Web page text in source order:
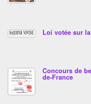
Loi votée sur
Concours de
de-France